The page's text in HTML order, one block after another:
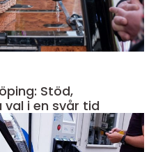
Stöd,
i en svår tid